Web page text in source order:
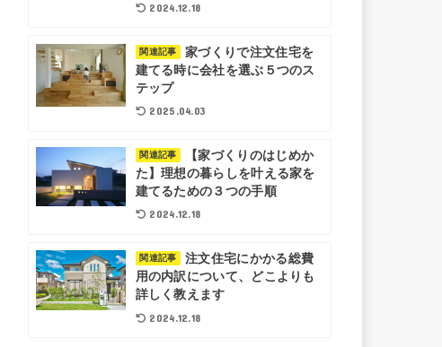
2024.12.18
関連記事
家づくりで注文住宅を
建てる時に会社を選ぶ５つのス
テップ
2025.04.03
関連記事
【家づくりのはじめか
た】理想の暮らしを叶える家を
建てるための３つの手順
2024.12.18
関連記事
注文住宅にかかる総費
用の内訳について、どこよりも
詳しく教えます
2024.12.18